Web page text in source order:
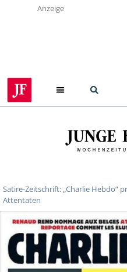
Anzeige
Satire-Zeitschrift: „Charlie Hebdo“
Attentaten